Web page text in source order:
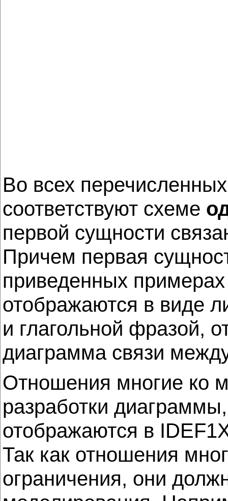
Во всех
соответствуют схеме
первой сущности
Причем первая
приведенных
отображаются в виде
и глагольной фразой,
диаграмма связи
Отношения многие ко
разработки
отображаются в
Так как отношения
ограничения, они